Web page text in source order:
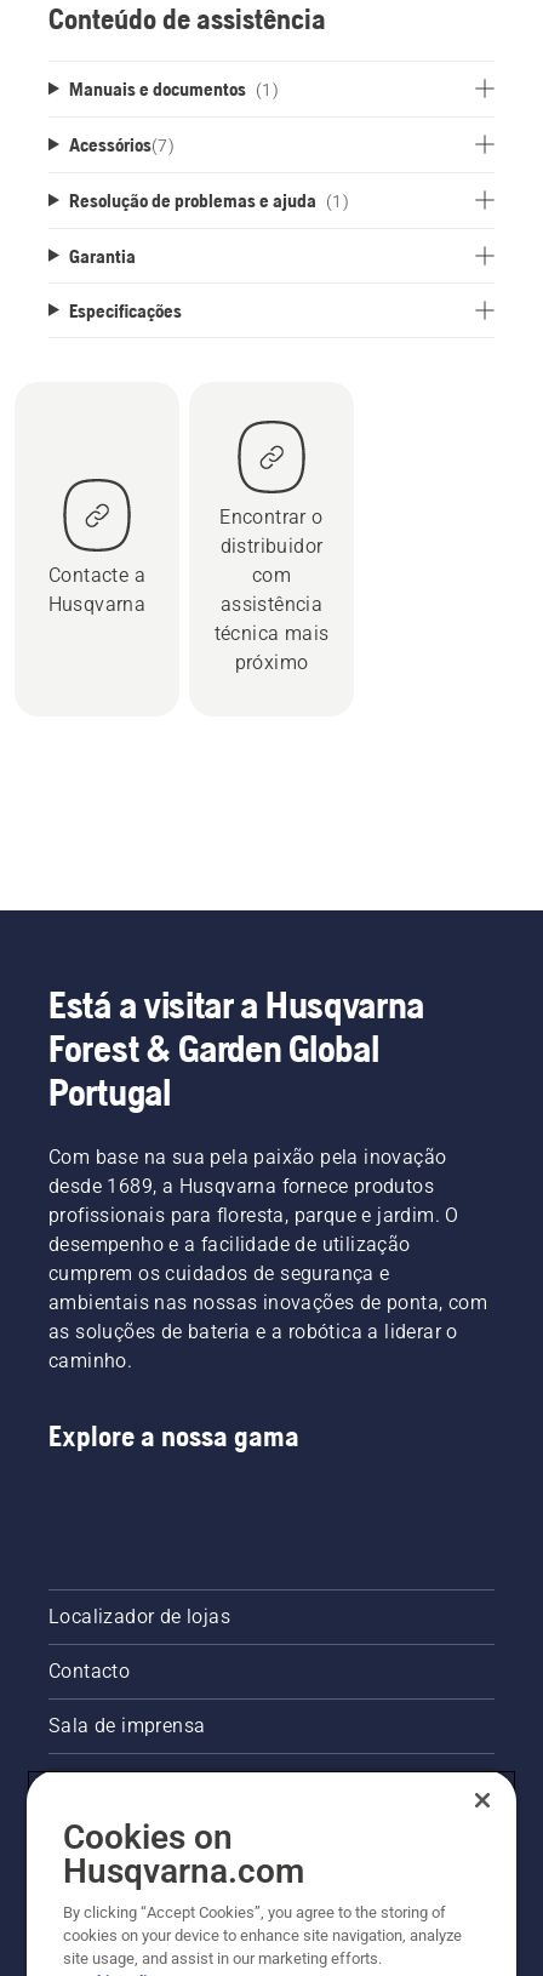
Conteúdo de assistência
Manuais e documentos (1)
Acessórios(7)
Resolução de problemas e ajuda (1)
Garantia
Especificações
Contacte a
Husqvarna
Encontrar o
distribuidor
com
assistência
técnica mais
próximo
Está a visitar a Husqvarna
Forest & Garden Global
Portugal
Com base na sua pela paixão pela inovação
desde 1689, a Husqvarna fornece produtos
profissionais para floresta, parque e jardim. O
desempenho e a facilidade de utilização
cumprem os cuidados de segurança e
ambientais nas nossas inovações de ponta, com
as soluções de bateria e a robótica a liderar o
caminho.
Explore a nossa gama
Localizador de lojas
Contacto
Sala de imprensa
Outros websites da Husqvarna
A abordagem da Husqvarna à sustentabilidade
Cookies on
Husqvarna.com
By clicking “Accept Cookies”, you agree to the storing of
cookies on your device to enhance site navigation, analyze
site usage, and assist in our marketing efforts.